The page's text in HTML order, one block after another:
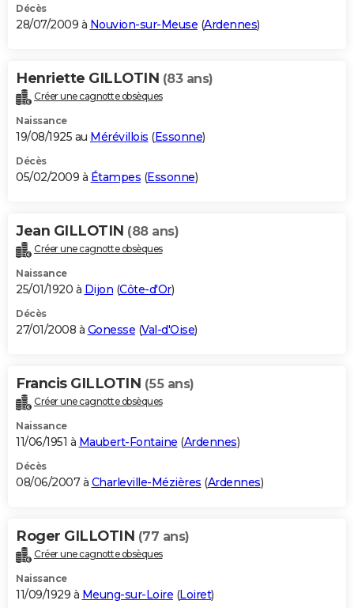
Décès
28/07/2009 à Nouvion-sur-Meuse (Ardennes)
Henriette GILLOTIN (83 ans)
Créer une cagnotte obsèques
Naissance
19/08/1925 au Mérévillois (Essonne)
Décès
05/02/2009 à Étampes (Essonne)
Jean GILLOTIN (88 ans)
Créer une cagnotte obsèques
Naissance
25/01/1920 à Dijon (Côte-d'Or)
Décès
27/01/2008 à Gonesse (Val-d'Oise)
Francis GILLOTIN (55 ans)
Créer une cagnotte obsèques
Naissance
11/06/1951 à Maubert-Fontaine (Ardennes)
Décès
08/06/2007 à Charleville-Mézières (Ardennes)
Roger GILLOTIN (77 ans)
Créer une cagnotte obsèques
Naissance
11/09/1929 à Meung-sur-Loire (Loiret)